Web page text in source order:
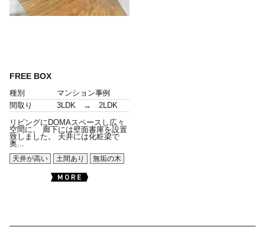
FREE BOX
種別
マンション事例
間取り
3LDK → 2LDK
リビングにDOMAスペースし広々
空間に。 廊下には壁面書庫を設置
致しました。 天井には化粧梁で
奥...
天井が高い
土間あり 無垢の木